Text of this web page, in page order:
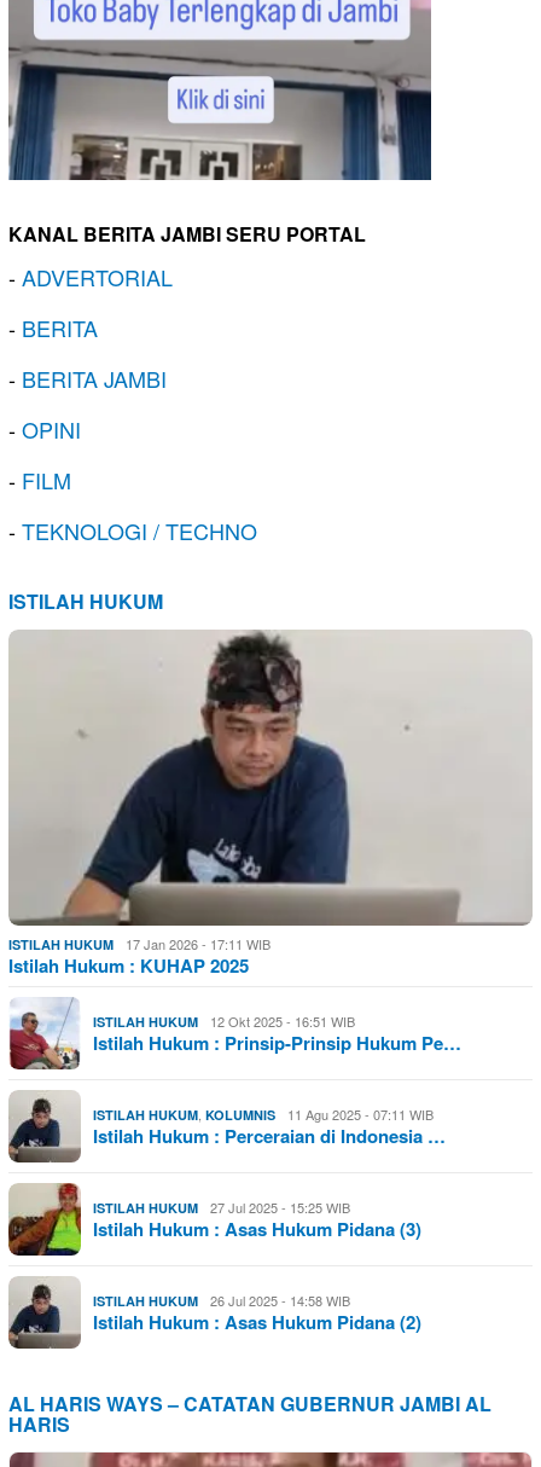
KANAL BERITA JAMBI SERU PORTAL
-ADVERTORIAL
- BERITA
- BERITA JAMBI
-OPINI
- FILM
-TEKNOLOGI / TECHNO
ISTILAH HUKUM
ISTILAH HUKUM 17 Jan 2026 - 17:11 WIB
Istilah Hukum : KUHAP 2025
ISTILAH HUKUM 12 Okt 2025 - 16:51 WIB
Istilah Hukum : Prinsip-Prinsip Hukum Pe…
ISTILAH HUKUM, KOLUMNIS 11 Agu 2025 - 07:11 WIB
Istilah Hukum : Perceraian di Indonesia …
ISTILAH HUKUM 27 Jul 2025 - 15:25 WIB
Istilah Hukum : Asas Hukum Pidana (3)
ISTILAH HUKUM 26 Jul 2025 - 14:58 WIB
Istilah Hukum : Asas Hukum Pidana (2)
AL HARIS WAYS – CATATAN GUBERNUR JAMBI AL
HARIS